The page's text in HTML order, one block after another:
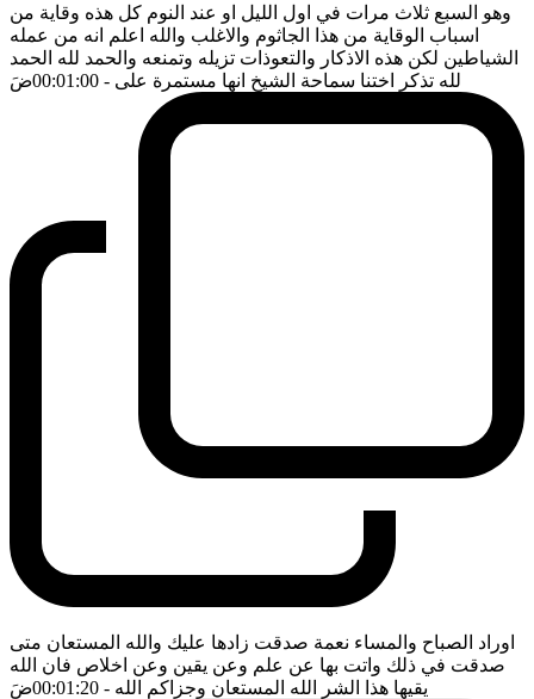
وهو السبع ثلاث مرات في اول الليل او عند النوم كل هذه وقاية من
اسباب الوقاية من هذا الجاثوم والاغلب والله اعلم انه من عمله
الشياطين لكن هذه الاذكار والتعوذات تزيله وتمنعه والحمد لله الحمد
لله تذكر اختنا سماحة الشيخ انها مستمرة على - 00:01:00 ضَ
اوراد الصباح والمساء نعمة صدقت زادها عليك والله المستعان متى
صدقت في ذلك واتت بها عن علم وعن يقين وعن اخلاص فان الله
يقيها هذا الشر الله المستعان وجزاكم الله - 00:01:20 ضَ